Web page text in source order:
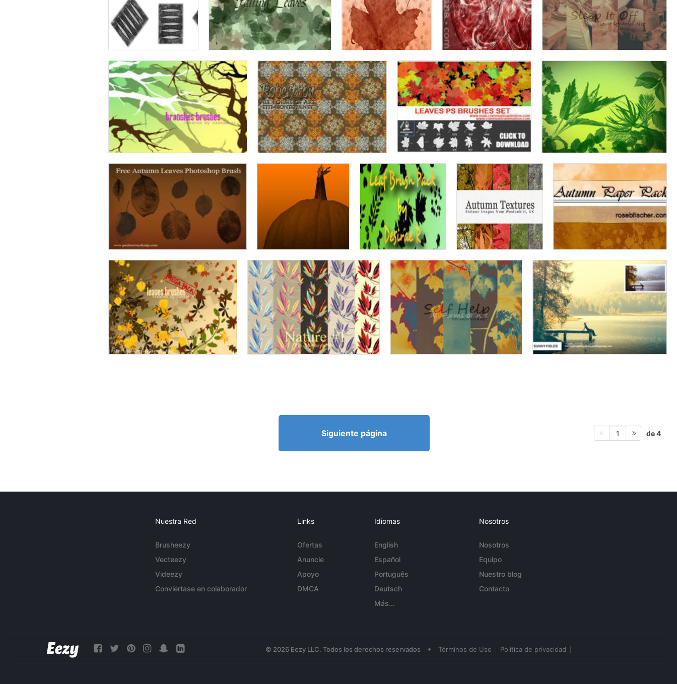
Siguiente página 1 de 4
Nuestra Red
Brusheezy
Vecteezy
Videezy
Conviértase en colaborador
Links
Ofertas
Anuncie
Apoyo
DMCA
Idiomas
English
Español
Português
Deutsch
Más...
Nosotros
Nosotros
Equipo
Nuestro blog
Contacto
© 2026 Eezy LLC. Todos los derechos reservados • Términos de Uso Política de privacidad